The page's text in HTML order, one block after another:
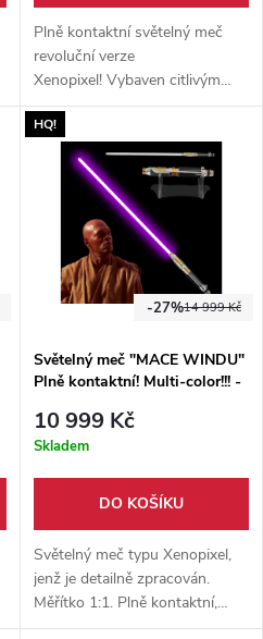
Plně kontaktní světelný meč
revoluční verze
Xenopixel! Vybaven citlivým
pohybovým senzorem,
možnost změnit barvu čepele,
bohatý výběr zvukových módů.
HQ!
14 999 Kč
-27%
Světelný meč "MACE WINDU"
Plně kontaktní! Multi-color!!! -
10 999 Kč
Skladem
DO KOŠÍKU
Světelný meč typu Xenopixel,
jenž je detailně zpracován.
Měřítko 1:1. Plně kontaktní,
vhodný jak na výstavu tak pro